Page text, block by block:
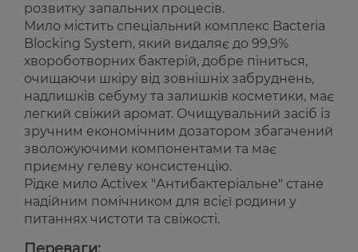
розвитку запальних процесів.
Мило містить спеціальний комплекс Bacteria
Blocking System, який видаляє до 99,9%
хвороботворних бактерій, добре піниться,
очищаючи шкіру від зовнішніх забруднень,
надлишків себуму та залишків косметики, має
легкий свіжий аромат. Очищувальний засіб із
зручним економічним дозатором збагачений
зволожуючими компонентами та має
приємну гелеву консистенцію.
Рідке мило Activex "Антибактеріальне" стане
надійним помічником для всієї родини у
питаннях чистоти та свіжості.